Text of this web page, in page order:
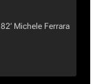
82‎’‎ Michele Ferrara